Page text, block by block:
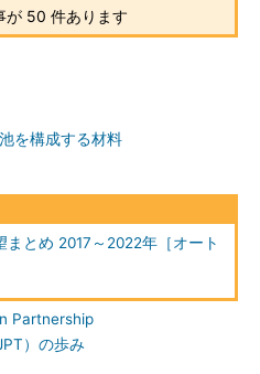
が 50 件あります
を構成する材料
まとめ 2017～2022年［オート
Partnership
）の歩み